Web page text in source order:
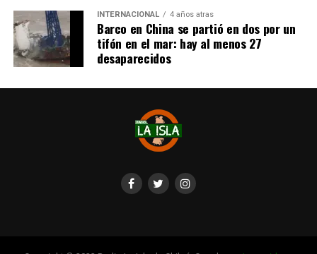
INTERNACIONAL 4 años atras
Barco en China se partió en dos por un
tifón en el mar: hay al menos 27
desaparecidos